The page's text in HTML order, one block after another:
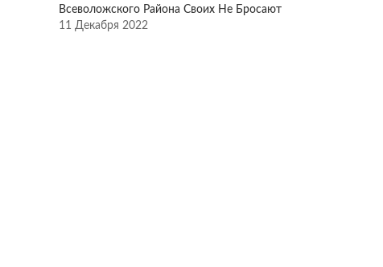
Всеволожского Района Своих Не Бросают
11 Декабря 2022